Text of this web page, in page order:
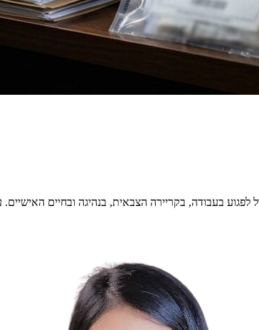
בעבודה, בקריירה הצבאית, בנהיגה ובחיים